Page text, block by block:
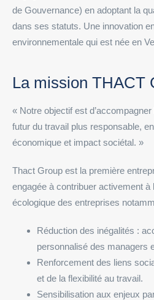
de Gouvernance) en adoptant la
dans ses statuts. Une innovation
environnementale qui est née en
La mission THACT
« Notre objectif est
futur du travail plus responsable,
économique et impact sociétal. »
Thact Group est la première
engagée à contribuer activement à
écologique des entreprises
Réduction des inégalités :
personnalisé des managers
Renforcement des liens
et de la flexibilité au travail.
Sensibilisation aux enjeux